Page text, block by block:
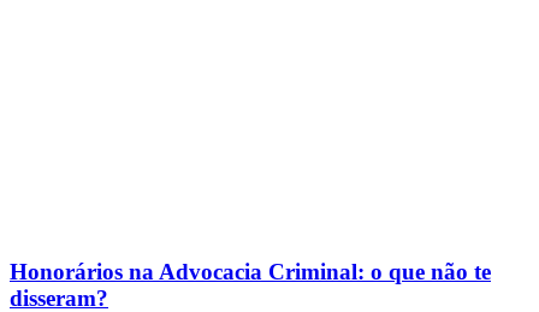
Honorários na Advocacia Criminal: o que não te
disseram?